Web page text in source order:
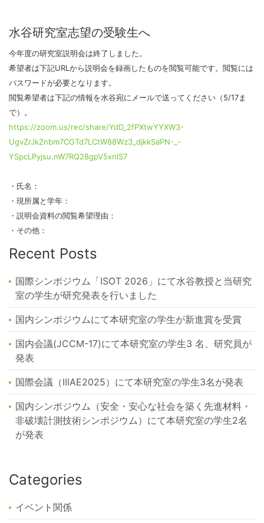
水谷研究室志望の受験生へ
今年度の研究室説明会は終了しました。
希望者は下記URLから説明会を録画したものを閲覧可能です。閲覧には
パスワードが必要となります。
閲覧希望者は下記の情報を水谷宛にメールで送ってください（5/17ま
で）。
https://zoom.us/rec/share/YdD_2fPXtwYYXW3-
UgvZrJkZnbm7CGTd7LCtW88Wz3_djkkSaPN-_-
YSpcLPyjsu.nW7RQ28gpV5xnlS7
・氏名：
・現所属と学年：
・説明会資料の閲覧希望理由：
・その他：
Recent Posts
国際シンポジウム「ISOT 2026」にて水谷教授と当研究
室の学生が研究発表を行いました
国内シンポジウムにて本研究室の学生が新進賞を受賞
国内会議(JCCM-17)にて本研究室の学生3 名、研究員が
発表
国際会議（IIIAE2025）にて本研究室の学生3名が発表
国内シンポジウム（安全・安心な社会を築く先進材料・
非破壊計測技術シンポジウム）にて本研究室の学生2名
が発表
Categories
イベント関係